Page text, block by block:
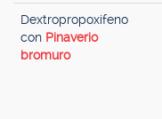
Dextropropoxifeno
con Pinaverio
bromuro